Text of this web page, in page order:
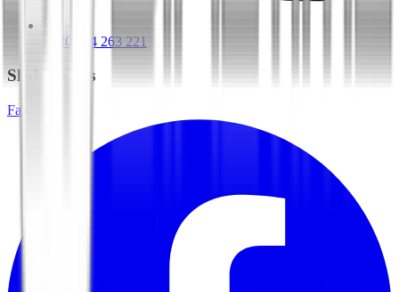
+420 604 263 221
Sledujte nás
Facebook